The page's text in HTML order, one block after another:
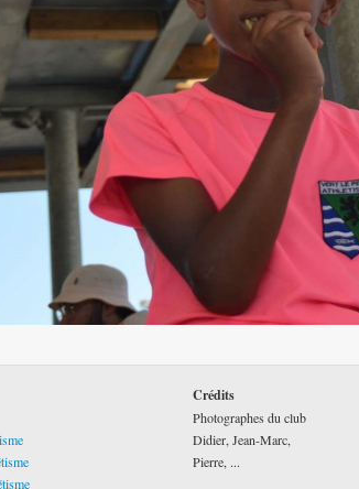
Crédits
Photographes du club
Didier, Jean-Marc,
Pierre, ...